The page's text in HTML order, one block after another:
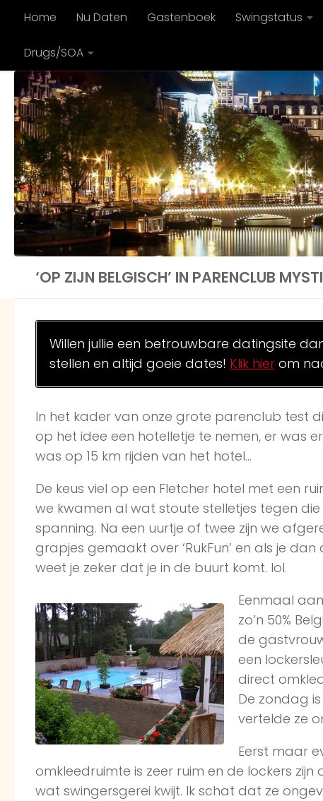
Doorgaan naar inhoud
Home Nu Daten Gastenboek Swingstatus
Drugs/SOA
‘OP ZIJN BELGISCH’ IN PARENCLUB
Willen jullie een betrouwbare datingsite
stellen en altijd goeie dates! Klik hier om
In het kader van onze grote parenclub test
op het idee een hotelletje te nemen, er was
was op 15 km rijden van het hotel…
De keus viel op een Fletcher hotel met een
we kwamen al wat stoute stelletjes tegen
spanning. Na een uurtje of twee zijn we
grapjes gemaakt over ‘RukFun’ en als je
weet je zeker dat je in de buurt komt. lol.
Eenmaal
zo’n 50%
de
een
direct
De zondag
vertelde ze
Eerst maar
omkleedruimte is zeer ruim en de lockers
wat swingersgerei kwijt. Ik schat dat ze